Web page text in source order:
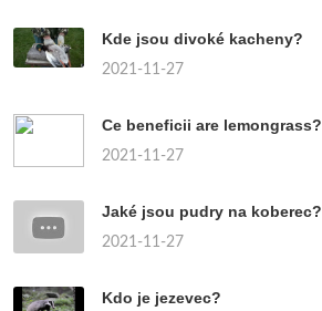
Kde jsou divoké kacheny?
2021-11-27
Ce beneficii are lemongrass?
2021-11-27
Jaké jsou pudry na koberec?
2021-11-27
Kdo je jezevec?